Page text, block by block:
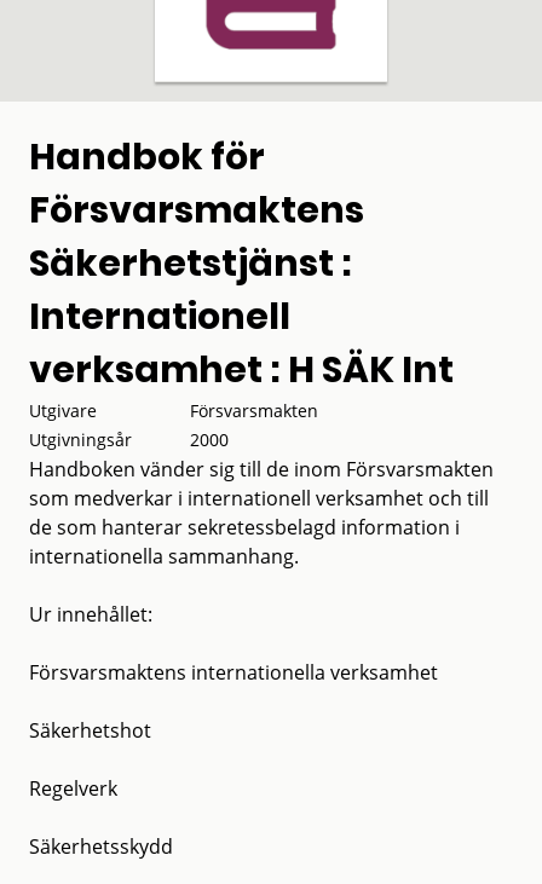
Handbok för
Försvarsmaktens
Säkerhetstjänst :
Internationell
verksamhet : H SÄK Int
Utgivare
Försvarsmakten
Utgivningsår
2000
Handboken vänder sig till de inom Försvarsmakten
som medverkar i internationell verksamhet och till
de som hanterar sekretessbelagd information i
internationella sammanhang.
Ur innehållet:
Försvarsmaktens internationella verksamhet
Säkerhetshot
Regelverk
Säkerhetsskydd